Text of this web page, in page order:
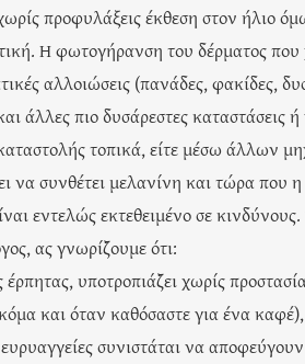
προφυλάξεις έκθεση στον ήλιο
Η φωτογήρανση του δέρματος
αλλοιώσεις (πανάδες, φακίδες,
άλλες πιο δυσάρεστες καταστάσεις
τοπικά, είτε μέσω άλλων
να συνθέτει μελανίνη και τώρα
εντελώς εκτεθειμένο σε
ας γνωρίζουμε ότι:
έρπητας, υποτροπιάζει χωρίς
και όταν καθόσαστε για ένα
συνιστάται να